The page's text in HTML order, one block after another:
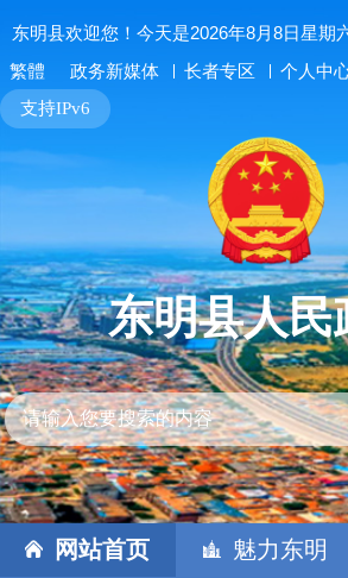
东明县欢迎您！今天是2026年8月8日星期
繁體 政务新媒体 长者专区 个人中
支持IPv6
东明县人民
网站首页 魅力东明